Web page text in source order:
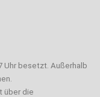
Uhr besetzt. Außerhalb
über die